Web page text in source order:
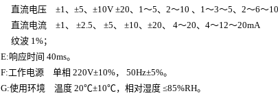
直流电压 ±1、±5、±10V ±20、1～5、2～10 、1～3～5、2～6～
直流电流 ±1、 ±2.5、 ±5、 ±10、±20、 4～20、4～12～20mA
纹波 1%；
E:响应时间 40ms。
F:工作电源 单相 220V±10%， 50Hz±5%。
G:使用环境 温度 20℃±10℃，相对湿度 ≤85%RH。